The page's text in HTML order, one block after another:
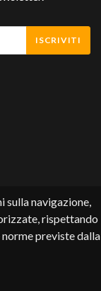
navigazione,
rispettando
previste dalla
ISCRIVITI
Lugano
srl